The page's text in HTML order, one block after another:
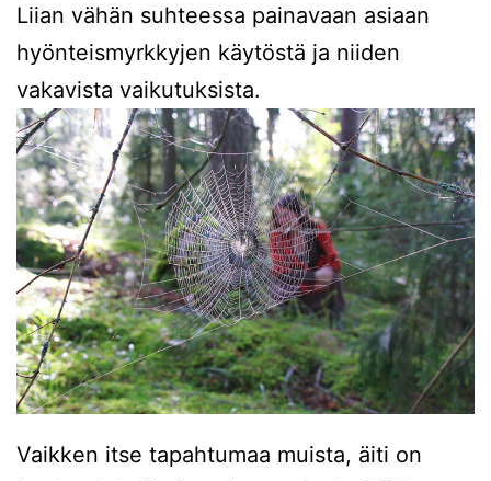
Liian vähän suhteessa painavaan asiaan
hyönteismyrkkyjen käytöstä ja niiden
vakavista vaikutuksista.
Vaikken itse tapahtumaa muista, äiti on